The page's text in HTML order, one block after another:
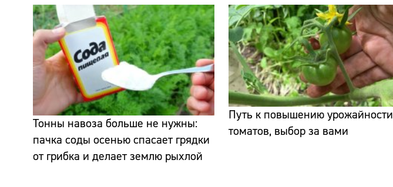
Тонны навоза больше не нужны:
пачка соды осенью спасает грядки
от грибка и делает землю рыхлой
Путь к повышению урожайности
томатов, выбор за вами